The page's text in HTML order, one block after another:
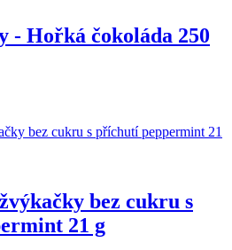
Hořká čokoláda 250
bez cukru s
21 g